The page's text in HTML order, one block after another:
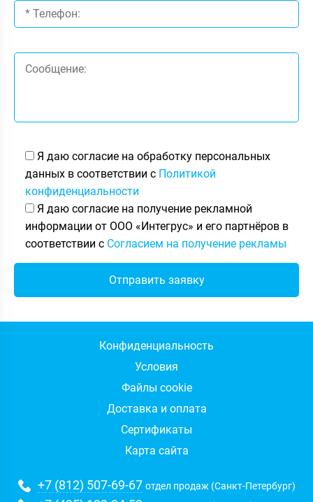
Я даю согласие на обработку персональных
данных в соответствии с Политикой
конфиденциальности
Я даю согласие на получение рекламной
информации от ООО «Интегрус» и его партнёров в
соответствии с Согласием на получение рекламы
Конфиденциальность
Условия
Файлы cookie
Доставка и оплата
Сертификаты
Карта сайта
+7 (812) 507-69-67 отдел продаж (Санкт-Петербург)